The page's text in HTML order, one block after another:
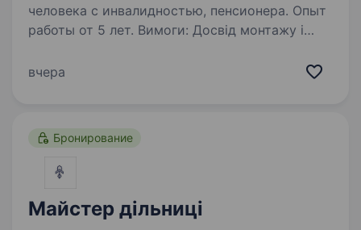
человека с инвалидностью, пенсионера. Опыт
работы от 5 лет. Вимоги: Досвід монтажу і
холоду, зокрема чилерів і прецізійних
вчера
Бронирование
Майстер дільниці